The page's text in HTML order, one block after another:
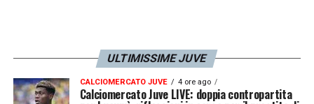
penso che si vedrà una grande partita
perché Napoli-Juve, da un lato e dall’altro,
ULTIMISSIME JUVE
CALCIOMERCATO JUVE 4 ore ago
Calciomercato Juve LIVE: doppia contropartita